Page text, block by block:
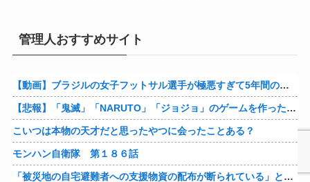
管理人おすすめサイト
【動画】ブラジルの女子フットサル選手が極悪すぎて5年間の出場停止処分に。
【悲報】「鬼滅」「NARUTO」「ジョジョ」のゲームを作った会社の取締役、ジャンプ垢にブロックされてしまうｗｗｗｗ
こいつは本物の天才だと思ったやつに会ったことある？
モンハン自衛隊 第１８６話
「被災地の自宅避難者への支援物資の配布が断られている」とあっち系が猛批判、『至れり尽くせり』の実態はこれだ！と訴えており……